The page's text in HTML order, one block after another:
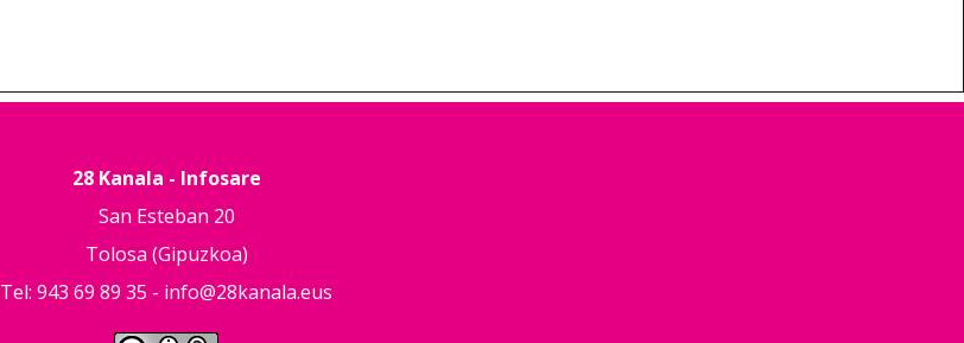
28 Kanala - Infosare
San Esteban 20
Tolosa (Gipuzkoa)
Tel: 943 69 89 35 - info@28kanala.eus